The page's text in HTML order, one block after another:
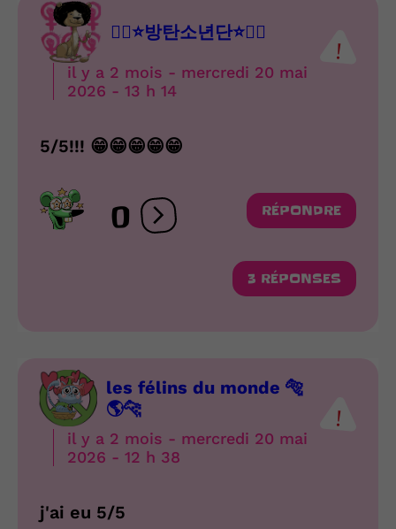
❤️‍🔥⭐️방탄소년단⭐️❤️‍🔥
il y a 2 mois - mercredi 20 mai
2026 - 13 h 14
5/5!!! 😁😁😁😁😁
0 Ouvrir les réactions
RÉPONDRE
3 RÉPONSES
les félins du monde 🐅
🌎🐆
il y a 2 mois - mercredi 20 mai
2026 - 12 h 38
j'ai eu 5/5